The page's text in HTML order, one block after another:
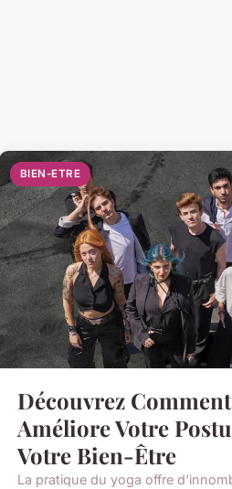
BIEN-ETRE
Découvrez Comment
Améliore Votre
Votre Bien-Être
La pratique du yoga offre